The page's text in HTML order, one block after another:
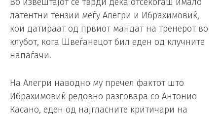
латентни тензии меѓу Алегри и Ибрахимовиќ,
кои датираат од првиот мандат на тренерот во
клубот, кога Швеѓанецот бил еден од клучните
напаѓачи.
На Алегри наводно му пречел фактот што
Ибрахимовиќ редовно разговара со Антонио
Касано, еден од најгласните критичари на